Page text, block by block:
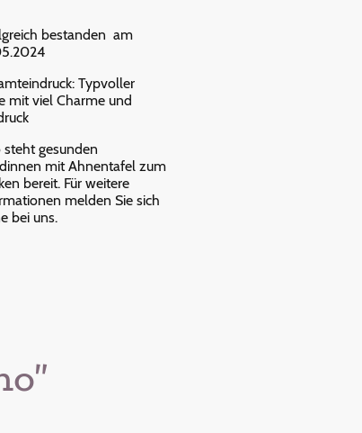
bestanden am
Typvoller
mit viel Charme und
steht gesunden
mit Ahnentafel zum
bereit. Für weitere
melden Sie sich
bei uns.